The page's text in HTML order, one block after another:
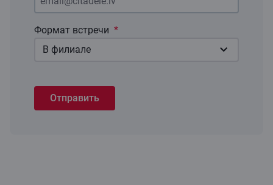
Формат встречи *
В филиале
Отправить